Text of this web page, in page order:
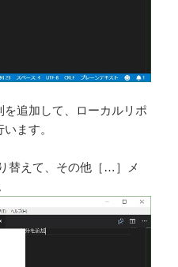
を追加して、ローカルリポ
ます。
替えて、その他［…］メ